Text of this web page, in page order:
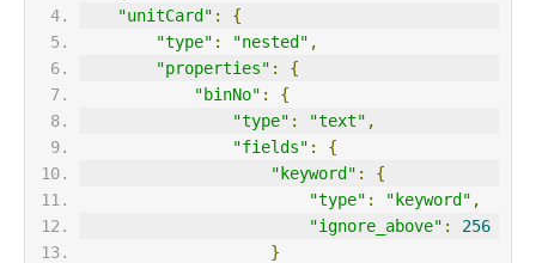
"unitCard" :
{
"type" : "nested" ,
"properties" :
{
"binNo" :
{
"type" : "text" ,
"fields" :
{
"keyword" :
{
"type" : "keyword" ,
"ignore_above" :
256
}